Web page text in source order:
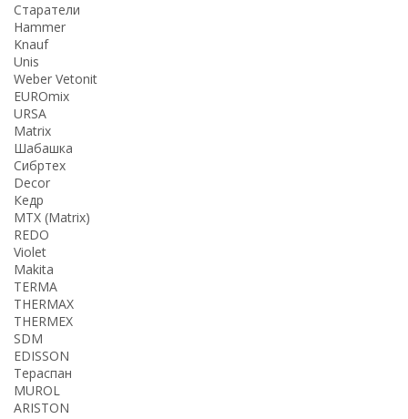
Старатели
Hammer
Knauf
Unis
Weber Vetonit
EUROmix
URSA
Matrix
Шабашка
Сибртех
Decor
Кедр
MTX (Matrix)
REDO
Violet
Makita
TERMA
THERMАX
THERMEX
SDM
EDISSON
Тераспан
MUROL
ARISTON